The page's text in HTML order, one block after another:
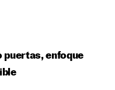
puertas, enfoque